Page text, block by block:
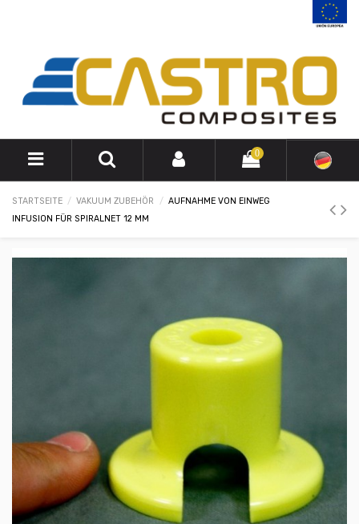
0
STARTSEITE VAKUUM ZUBEHÖR
AUFNAHME VON EINWEG
INFUSION FÜR SPIRALNET 12 MM